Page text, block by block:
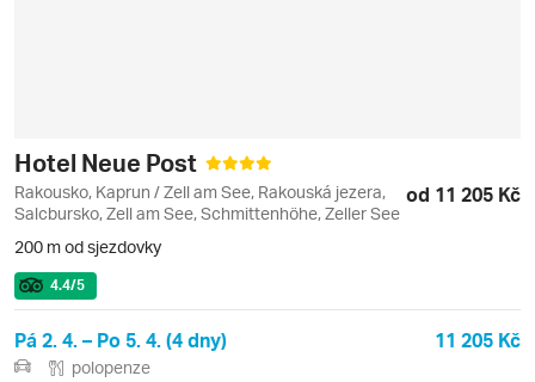
Hotel Neue Post
Rakousko, Kaprun / Zell am See, Rakouská jezera,
Salcbursko, Zell am See, Schmittenhöhe, Zeller See
od 11 205 Kč
200 m od sjezdovky
4.4/5
Pá 2. 4. – Po 5. 4. (4 dny) 11 205 Kč
polopenze